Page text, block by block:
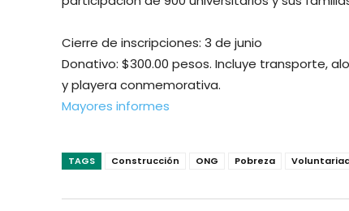
Cierre de inscripciones: 3 de junio
Donativo: $300.00 pesos. Incluye transporte,
y playera conmemorativa.
Mayores informes
TAGS Construcción ONG Pobreza